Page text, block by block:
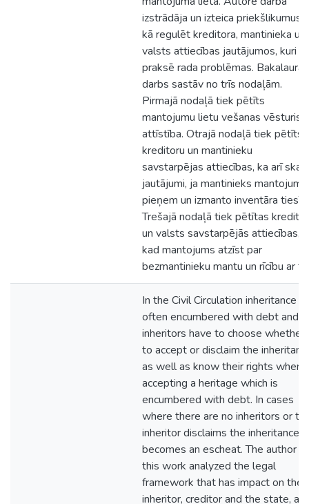
izstrādāja un izteica priekšlikumus
kā regulēt kreditora, mantinieka un
valsts attiecības jautājumos, kuri
praksē rada problēmas. Bakalaura
darbs sastāv no trīs nodaļām.
Pirmajā nodaļā tiek pētīts
mantojumu lietu vešanas
attīstība. Otrajā nodaļā tiek pētīts
kreditoru un mantinieku
savstarpējas attiecības, ka arī
jautājumi, ja mantinieks mantojumu
pieņem un izmanto inventāra
Trešajā nodaļā tiek pētītas
un valsts savstarpējās attiecības,
kad mantojums atzīst par
bezmantinieku mantu un rīcību ar
In the Civil Circulation inheritance is
often encumbered with debt and
inheritors have to choose whether
to accept or disclaim the
as well as know their rights when
accepting a heritage which is
encumbered with debt. In cases
where there are no inheritors or
inheritor disclaims the inheritance,
becomes an escheat. The author of
this work analyzed the legal
framework that has impact on the
inheritor, creditor and the state, as